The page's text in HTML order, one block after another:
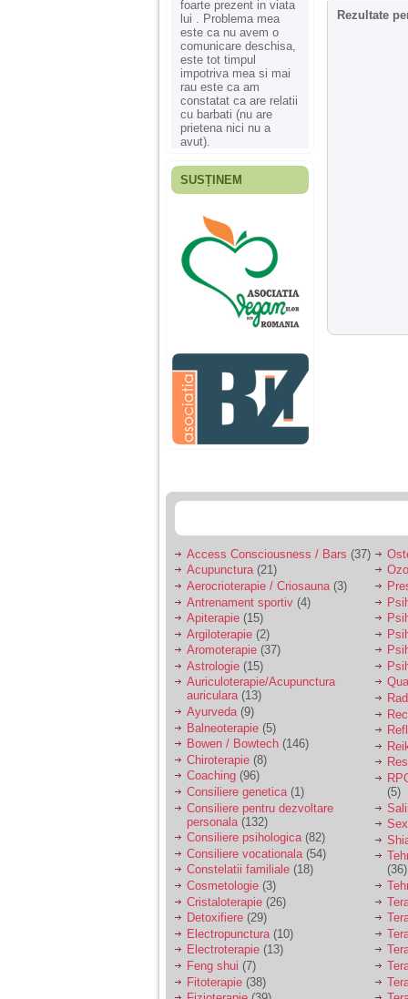
foarte prezent in viata
lui . Problema mea
este ca nu avem o
comunicare deschisa,
este tot timpul
impotriva mea si mai
rau este ca am
constatat ca are relatii
cu barbati (nu are
prietena nici nu a
avut).
Fiica mea s-a nascut
ani, privind in urma
realizez cat de multe
greseli am facut in
educatia si cresterea
ei, am fost o mama
egoista, preocupata
de implinirea
profesionala, cand ea
era mica am neglijat-
agresiva, orice
greseala era taxata cu
o palma sau pedepse.
De 4 ani am o relatie
serioasa cu un barbat
sa se manifeste o
Ma aflu aici pentru ca
vreau sa stiu daca am
nevoie de un psiholog
sau psihiatru.
Sunt casatorita, am
31 de ani si un copil in
varsta de 2 ani care
mi-e lumina ochilor.
De ceva timp simt ca
mi s-a adunat
oboseala, o oboseala
cronica de care nu pot
scapa si simt ca din
cauza ei nu pot
controla nervii si
cateodata are copilul
de suferit.
Am o bariera peste
care nu pot trece:
prietena mea a ramas
insarcinata cu o fata.
Am fost de comun
acord sa facem un
copil, cu gandul ca e
baiat.
SUSȚINEM
Rezultate
Access Consciousness / Bars (37)
Acupunctura(21)
Aerocrioterapie / Criosauna (3)
Antrenament sportiv (4)
Apiterapie (15)
Argiloterapie (2)
Aromoterapie (37)
Astrologie (15)
Auriculoterapie/Acupunctura
auriculara(13)
Ayurveda(9)
Balneoterapie (5)
Bowen / Bowtech (146)
Chiroterapie (8)
Coaching (96)
Consiliere genetica(1)
Consiliere pentru dezvoltare
personala (132)
Consiliere psihologica(82)
Consiliere vocationala (54)
Constelatii familiale (18)
Cosmetologie (3)
Cristaloterapie (26)
Detoxifiere (29)
Electropunctura (10)
Electroterapie (13)
Feng shui (7)
Fitoterapie (38)
(5)
(36)